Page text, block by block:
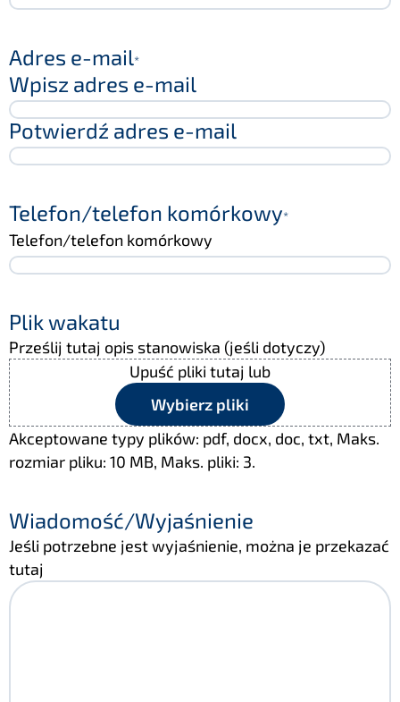
Adres e-mail*
Wpisz adres e-mail
Potwierdź adres e-mail
Telefon/telefon komórkowy*
Telefon/telefon komórkowy
Plik wakatu
Prześlij tutaj opis stanowiska (jeśli dotyczy)
Upuść pliki tutaj lub
Wybierz pliki
Akceptowane typy plików: pdf, docx, doc, txt, Maks.
rozmiar pliku: 10 MB, Maks. pliki: 3.
Wiadomość/Wyjaśnienie
Jeśli potrzebne jest wyjaśnienie, można je przekazać
tutaj